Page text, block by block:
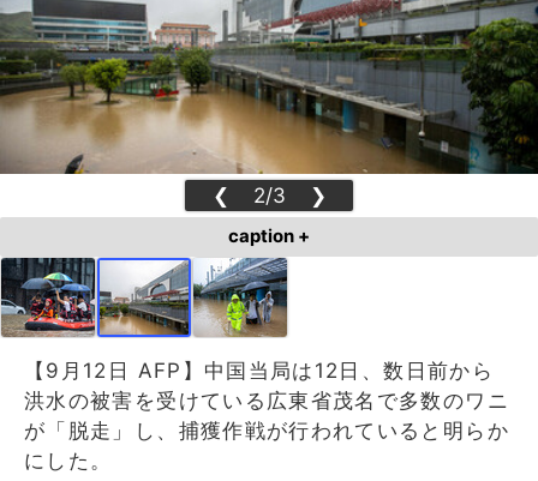
❮ 2/3 ❯
caption +
【9月12日 AFP】中国当局は12日、数日前から
洪水の被害を受けている広東省茂名で多数のワニ
が「脱走」し、捕獲作戦が行われていると明らか
にした。